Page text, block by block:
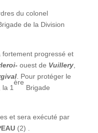
du colonel
de la Division
fortement progressé et
ouest de Vuillery,
. Pour protéger le
la 1
ère
Brigade
et sera exécuté par
(2) .